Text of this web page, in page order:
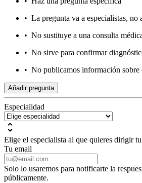
• La pregunta va a especialistas, no
• No sustituye a una consulta
• No sirve para confirmar
• No publicamos información sobre
Añadir pregunta
Especialidad
Elige el especialista al que quieres dirigir
Tu email
Solo lo usaremos para notificarte la
públicamente.